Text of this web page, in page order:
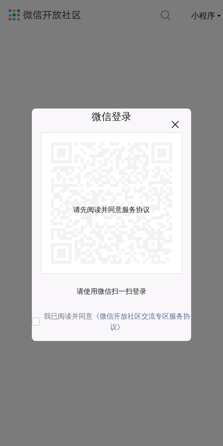
小程序
微信登录
请先阅读并同意服务协议
请使用微信扫一扫登录
我已阅读并同意 《微信开放社区交流专区服务协
议》